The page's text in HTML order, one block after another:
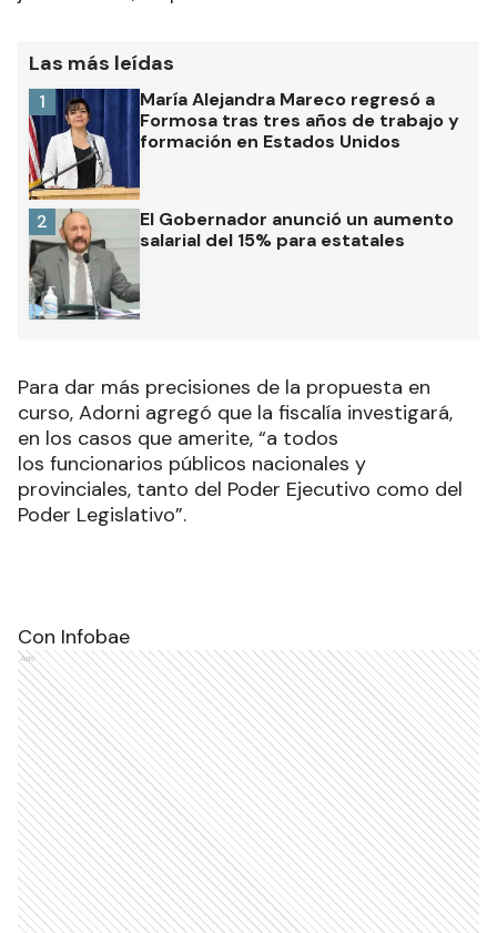
Las más leídas
María Alejandra Mareco regresó a
Formosa tras tres años de trabajo y
formación en Estados Unidos
1
El Gobernador anunció un aumento
salarial del 15% para estatales
2
Para dar más precisiones de la propuesta en
curso, Adorni agregó que la fiscalía investigará,
en los casos que amerite, “a todos
los funcionarios públicos nacionales y
provinciales, tanto del Poder Ejecutivo como del
Poder Legislativo”.
Con Infobae
Ads